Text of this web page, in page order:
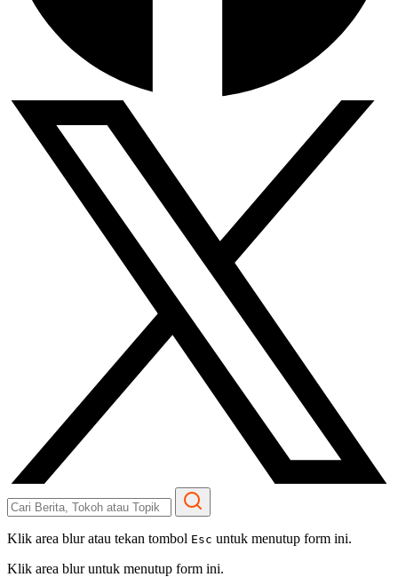
Klik area blur atau tekan tombol Esc untuk menutup form ini.
Klik area blur untuk menutup form ini.